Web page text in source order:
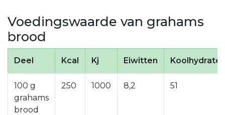
Voedingswaarde van grahams
brood
Deel Kcal Kj Eiwitten
100 g
grahams
brood
250 1000 8,2 51